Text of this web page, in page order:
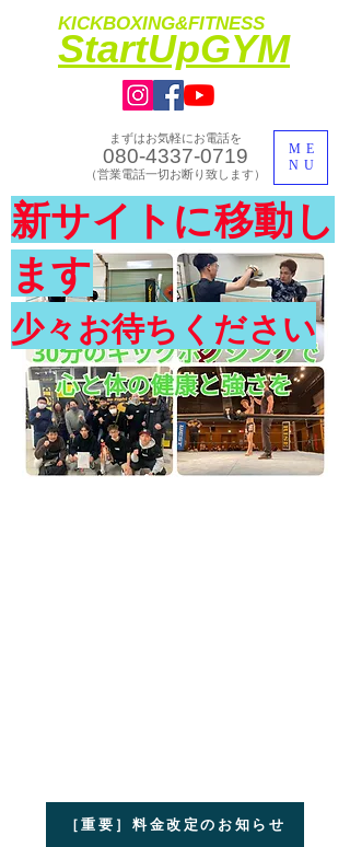
KICKBOXING&FITNESS
​StartUpGYM
ME
NU
まずはお気軽にお電話を
080-4337-0719
​（営業電話一切お断り致します）
​体験入会実施中
新サイトに移動し
ます
少々お待ちください
［重要］料金改定のお知らせ